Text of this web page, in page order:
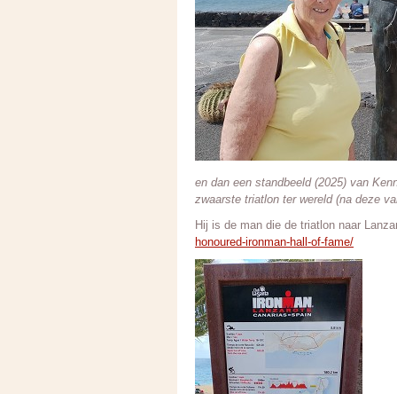
en dan een standbeeld (2025) van
zwaarste triatlon ter wereld (na deze
Hij is de man die de triatlon naar
honoured-ironman-hall-of-fame/